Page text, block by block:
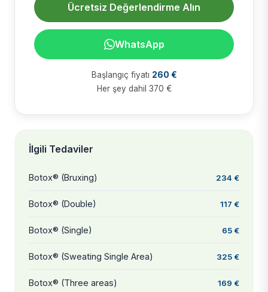
Ücretsiz Değerlendirme Alın
WhatsApp
Başlangıç fiyatı 260 €
Her şey dahil 370 €
İlgili Tedaviler
Botox® (Bruxing) 234 €
Botox® (Double) 117 €
Botox® (Single) 65 €
Botox® (Sweating Single Area) 325 €
Botox® (Three areas) 169 €